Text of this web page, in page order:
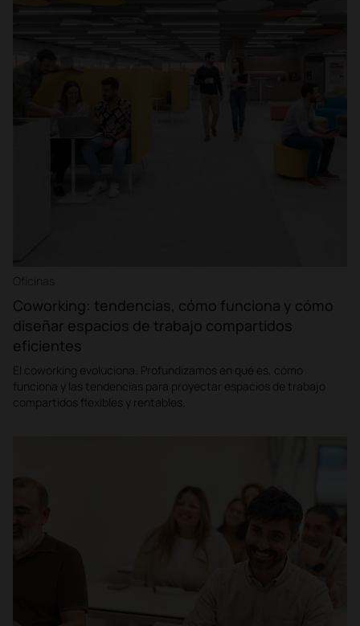
Oficinas
Coworking: tendencias, cómo funciona y cómo
diseñar espacios de trabajo compartidos
eficientes
El coworking evoluciona. Profundizamos en qué es, cómo
funciona y las tendencias para proyectar espacios de trabajo
compartidos flexibles y rentables.